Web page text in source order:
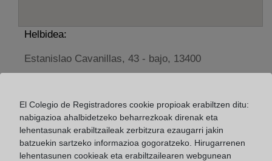
Helbidea:
Estanislao Cavanillas, 43 - bajo, 13400
De lunes a viernes de 09:00 a 17:00 horas
Agosto: De lunes a viernes de 09:00 a 14:00 horas
Los días 24 y 31 de diciembre de 09:00 a 14:00
horas
El Colegio de Registradores cookie propioak erabiltzen ditu:
nabigazioa ahalbidetzeko beharrezkoak direnak eta
lehentasunak erabiltzaileak zerbitzura ezaugarri jakin
batzuekin sartzeko informazioa gogoratzeko. Hirugarrenen
lehentasunen cookieak eta erabiltzailearen webgunean